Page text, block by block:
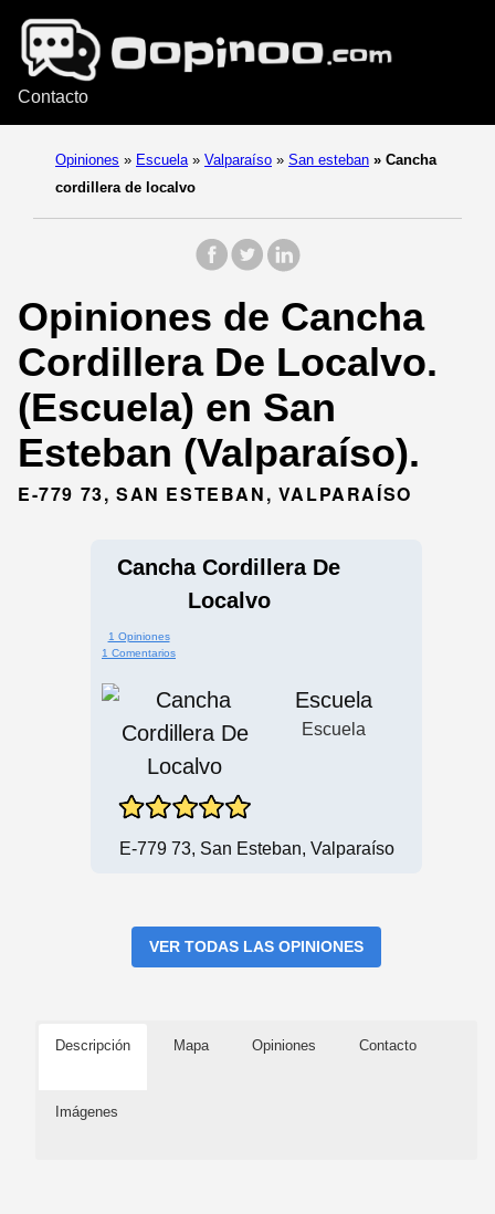
Contacto
Opiniones » Escuela » Valparaíso » San esteban » Cancha
cordillera de localvo
Opiniones de Cancha
Cordillera De Localvo.
(Escuela) en San
Esteban (Valparaíso).
E-779 73, SAN ESTEBAN, VALPARAÍSO
Cancha Cordillera De
Localvo
1 Opiniones
1 Comentarios
Escuela
Escuela
E-779 73, San Esteban, Valparaíso
VER TODAS LAS OPINIONES
Descripción Mapa Opiniones Contacto
Imágenes